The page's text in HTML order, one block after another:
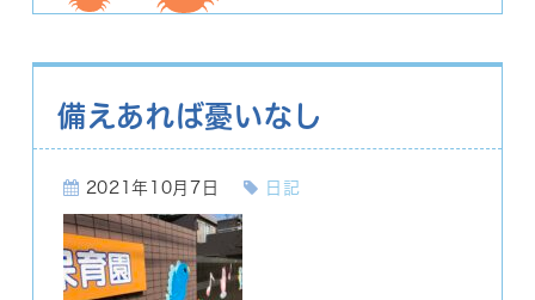
備えあれば憂いなし
2021年10月7日 日記